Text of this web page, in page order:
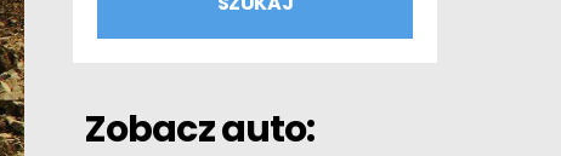
Zobacz auto: